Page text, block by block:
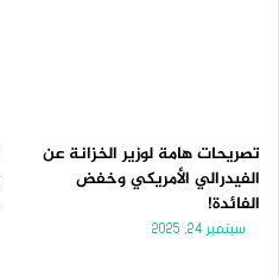
تصريحات هامة لوزير الخزانة عن
الفيدرالي الأمريكي وخفض
الفائدة!
سبتمبر 24, 2025